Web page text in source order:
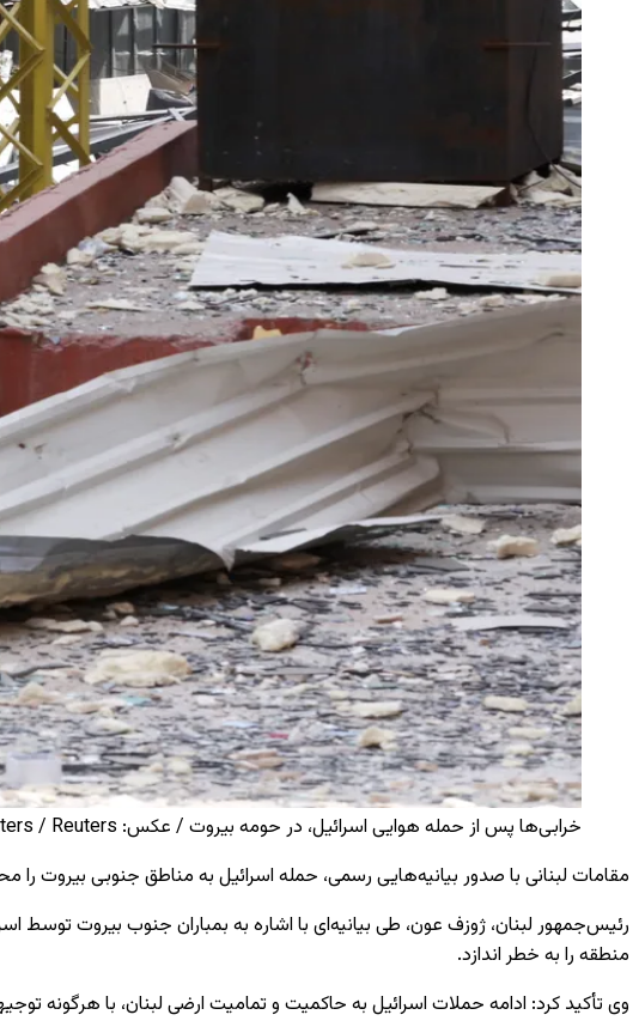
خرابی‌ها پس از حمله هوایی اسرائیل، در حومه بیروت / عکس: Reuters / Reuters
مقامات لبنانی با صدور بیانیه‌هایی رسمی، حمله اسرائیل به مناطق جنوبی بیروت
رئیس‌جمهور لبنان، ژوزف عون، طی بیانیه‌ای با اشاره به بمباران جنوب بیروت توسط
منطقه را به خطر اندازد.
وی تأکید کرد: ادامه حملات اسرائیل به حاکمیت و تمامیت ارضی لبنان، با هرگونه